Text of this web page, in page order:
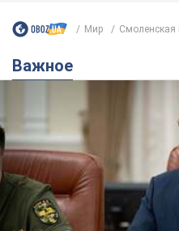
Мир Смоленская
Важное